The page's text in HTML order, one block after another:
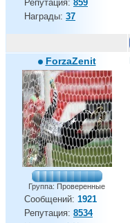
Репутация: 859
Награды: 37
ForzaZenit
Группа: Проверенные
Сообщений: 1921
Репутация: 8534